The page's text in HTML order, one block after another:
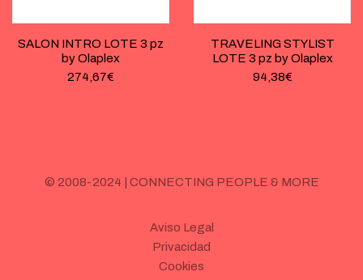
SALON INTRO LOTE 3 pz
by Olaplex
274,67€
TRAVELING STYLIST
LOTE 3 pz by Olaplex
94,38€
© 2008-2024 | CONNECTING PEOPLE & MORE
Aviso Legal
Privacidad
Cookies